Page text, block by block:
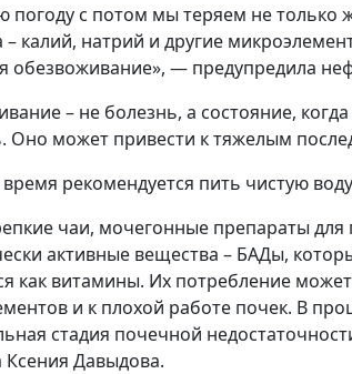
погоду с потом мы теряем не
– калий, натрий и другие
обезвоживание», — предупредила
– не болезнь, а состояние,
Оно может привести к тяжелым
рекомендуется пить чистую
чаи, мочегонные препараты
активные вещества – БАДы,
как витамины. Их потребление
и к плохой работе почек. В
стадия почечной
Ксения Давыдова.